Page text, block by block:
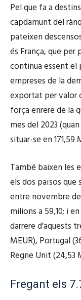
Pel que fa a
capdamunt del
pateixen
és França, que
continua essent el
empreses de la
exportat per valor
força enrere de la
mes del 2023
situar-se en 171,59
També baixen les
els dos països que
entre novembre
milions a 59,10; i
darrere d’aquests
MEUR), Portugal
Regne Unit (24,53
Fregant els